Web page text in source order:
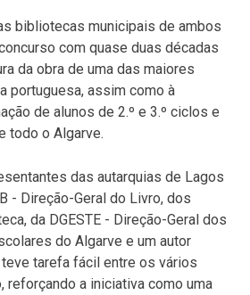
bibliotecas municipais de ambos
com quase duas décadas
da obra de uma das maiores
portuguesa, assim como à
de alunos de 2.º e 3.º ciclos e
todo o Algarve.
das autarquias de Lagos
- Direção-Geral do Livro, dos
da DGESTE - Direção-Geral dos
do Algarve e um autor
tarefa fácil entre os vários
reforçando a iniciativa como uma